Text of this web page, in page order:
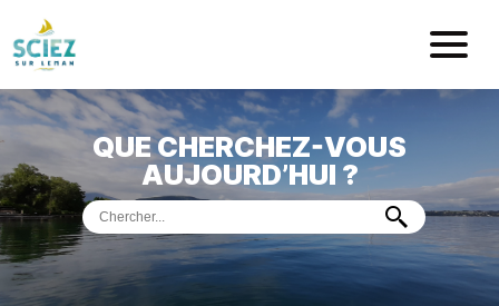
Mairie de
ACCUEIL
VOTREMAIRIE
VIEPRATIQUE
QUE CHERCHEZ-VOUS
AUJOURD’HUI ?